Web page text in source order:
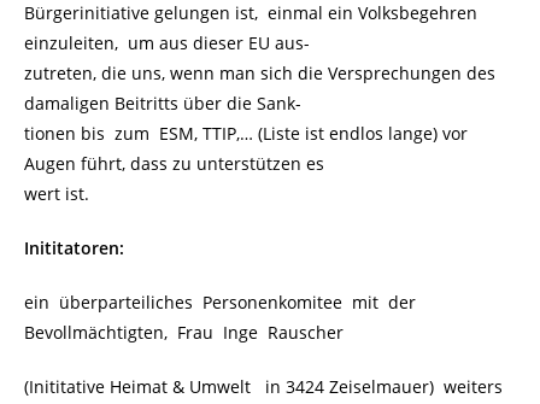
Bürgerinitiative gelungen ist, einmal ein Volksbegehren
einzuleiten, um aus dieser EU aus-
zutreten, die uns, wenn man sich die Versprechungen des
damaligen Beitritts über die Sank-
tionen bis zum ESM, TTIP,… (Liste ist endlos lange) vor
Augen führt, dass zu unterstützen es
wert ist.
Inititatoren:
ein überparteiliches Personenkomitee mit der
Bevollmächtigten, Frau Inge Rauscher
(Inititative Heimat & Umwelt in 3424 Zeiselmauer) weiters